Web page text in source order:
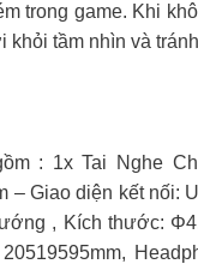
trong game. Khi
khỏi tầm nhìn và
: 1x Tai Nghe
– Giao diện kết nối:
, Kích thước: